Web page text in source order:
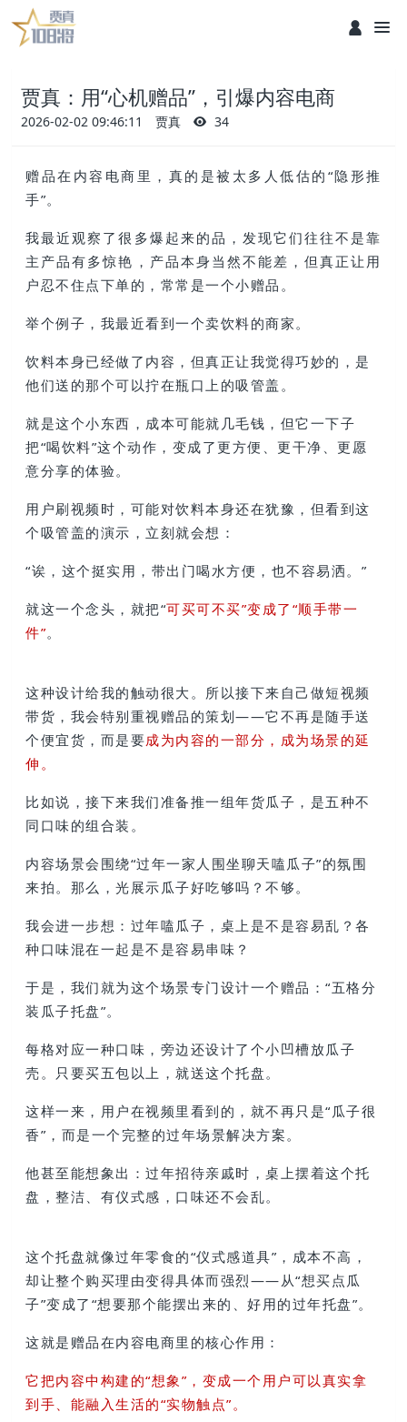
贾真：用“心机赠品”，引爆内容电商
2026-02-02 09:46:11 贾真 34
赠品在内容电商里，真的是被太多人低估的“隐形推
手”。
我最近观察了很多爆起来的品，发现它们往往不是靠
主产品有多惊艳，产品本身当然不能差，但真正让用
户忍不住点下单的，常常是一个小赠品。
举个例子，我最近看到一个卖饮料的商家。
饮料本身已经做了内容， 但真正让我觉得巧妙的，是
他们送的那个可以拧在瓶口上的吸管盖 。
就是这个小东西，成本可能就几毛钱，但它一下子
把“喝饮料”这个动作，变成了更方便、更干净、更愿
意分享的体验。
用户刷视频时，可能对饮料本身还在犹豫，但看到这
个吸管盖的演示，立刻就会想：
“诶，这个挺实用，带出门喝水方便，也不容易洒。”
就这一个念头，就把“可买可不买”变成了“顺手带一
件”。
这种设计给我的触动很大。所以接下来自己做短视频
带货，我会特别重视赠品的策划——它不再是随手送
个便宜货，而是要成为内容的一部分，成为场景的延
伸。
比如说，接下来我们准备推一组年货瓜子，是五种不
同口味的组合装。
内容场景会围绕“过年一家人围坐聊天嗑瓜子”的氛围
来拍。那么，光展示瓜子好吃够吗？不够。
我会进一步想：过年嗑瓜子，桌上是不是容易乱？各
种口味混在一起是不是容易串味？
于是，我们就为这个场景专门设计一个赠品：“五格分
装瓜子托盘”。
每格对应一种口味，旁边还设计了个小凹槽放瓜子
壳。只要买五包以上，就送这个托盘。
这样一来，用户在视频里看到的，就不再只是“瓜子很
香”，而是一个完整的过年场景解决方案。
他甚至能想象出：过年招待亲戚时，桌上摆着这个托
盘，整洁、有仪式感，口味还不会乱。
这个托盘就像过年零食的“仪式感道具”，成本不高，
却让整个购买理由变得具体而强烈——从“想买点瓜
子”变成了“想要那个能摆出来的、好用的过年托盘”。
这就是赠品在内容电商里的核心作用：
它把内容中构建的“想象”，变成一个用户可以真实拿
到手、能融入生活的“实物触点”。